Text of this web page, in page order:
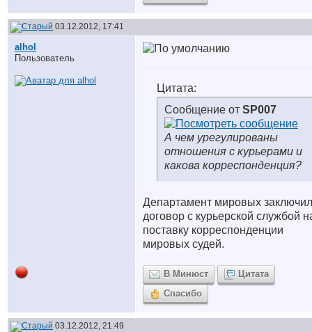
03.12.2012, 17:41
alhol
Пользователь
Цитата:
Сообщение от SP007
А чем урегулированы
отношения с курьерами и
какова корреспонденция?
Департамент мировых
договор с курьерской службой
поставку корреспонденции
мировых судей.
В Минюст
Цитата
Спасибо
03.12.2012, 21:49